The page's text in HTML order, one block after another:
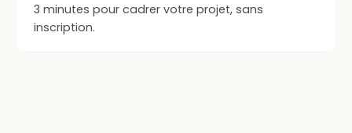
3 minutes pour cadrer votre projet, sans
inscription.